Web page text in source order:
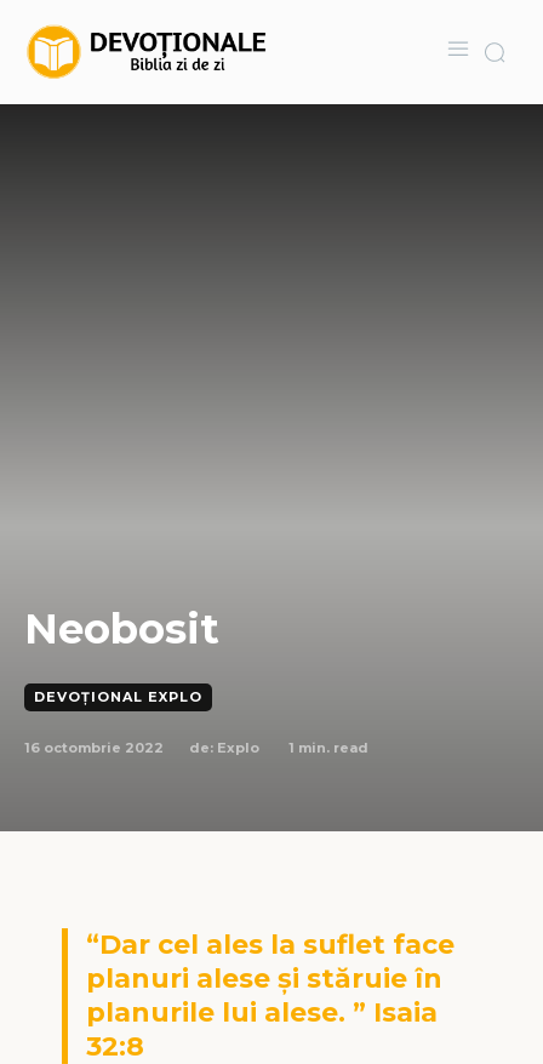
Neobosit
DEVOȚIONAL EXPLO
16 octombrie 2022 de: Explo 1 min. read
“Dar cel ales la suflet face
planuri alese și stăruie în
planurile lui alese. ” Isaia
32:8